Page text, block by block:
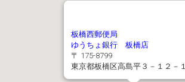
板橋西郵便局
ゆうちょ銀行 板橋店
〒 175-8799
東京都板橋区高島平３－１２－１